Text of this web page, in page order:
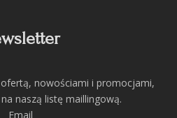
nowościami i promocjami,
naszą listę maillingową.
Email